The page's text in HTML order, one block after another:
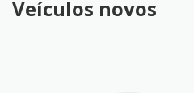
Veículos novos